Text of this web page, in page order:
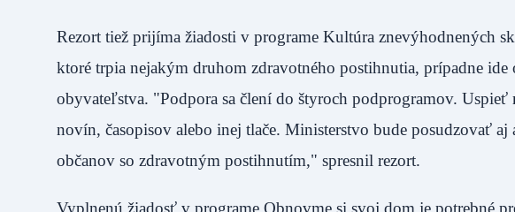
Rezort tiež prijíma žiadosti v programe Kultúra znevýhodnených
ktoré trpia nejakým druhom zdravotného postihnutia, prípadne
obyvateľstva. "Podpora sa člení do štyroch podprogramov.
novín, časopisov alebo inej tlače. Ministerstvo bude posudzovať
občanov so zdravotným postihnutím," spresnil rezort.
Vyplnenú žiadosť v programe Obnovme si svoj dom je potrebné